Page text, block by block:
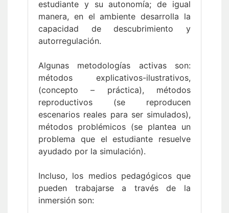
estudiante y su autonomía; de igual
manera, en el ambiente desarrolla la
capacidad de descubrimiento y
autorregulación.
Algunas metodologías activas son:
métodos explicativos-ilustrativos,
(concepto – práctica), métodos
reproductivos (se reproducen
escenarios reales para ser simulados),
métodos problémicos (se plantea un
problema que el estudiante resuelve
ayudado por la simulación).
Incluso, los medios pedagógicos que
pueden trabajarse a través de la
inmersión son: